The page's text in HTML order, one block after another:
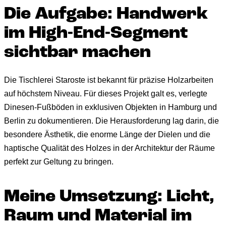
Die Aufgabe: Handwerk
im High-End-Segment
sichtbar machen
Die Tischlerei Staroste ist bekannt für präzise Holzarbeiten
auf höchstem Niveau. Für dieses Projekt galt es, verlegte
Dinesen-Fußböden in exklusiven Objekten in Hamburg und
Berlin zu dokumentieren. Die Herausforderung lag darin, die
besondere Ästhetik, die enorme Länge der Dielen und die
haptische Qualität des Holzes in der Architektur der Räume
perfekt zur Geltung zu bringen.
Meine Umsetzung: Licht,
Raum und Material im